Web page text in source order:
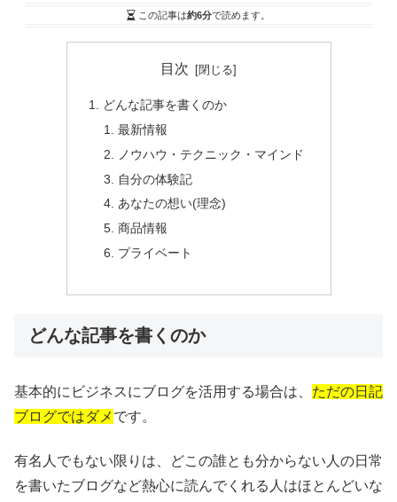
この記事は約6分で読めます。
目次
どんな記事を書くのか
最新情報
ノウハウ・テクニック・マインド
自分の体験記
あなたの想い(理念)
商品情報
プライベート
どんな記事を書くのか
基本的にビジネスにブログを活用する場合は、 ただの日記
ブログではダメ です。
有名人でもない限りは、どこの誰とも分からない人の日常
を書いたブログなど熱心に読んでくれる人はほとんどいな